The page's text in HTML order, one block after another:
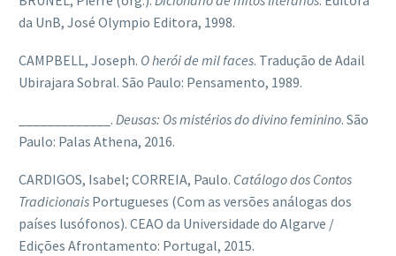
da UnB, José Olympio Editora, 1998.
CAMPBELL, Joseph. O herói de mil faces. Tradução de Adail
Ubirajara Sobral. São Paulo: Pensamento, 1989.
_____________. Deusas: Os mistérios do divino feminino. São
Paulo: Palas Athena, 2016.
CARDIGOS, Isabel; CORREIA, Paulo. Catálogo dos Contos
Tradicionais Portugueses (Com as versões análogas dos
países lusófonos). CEAO da Universidade do Algarve /
Edições Afrontamento: Portugal, 2015.